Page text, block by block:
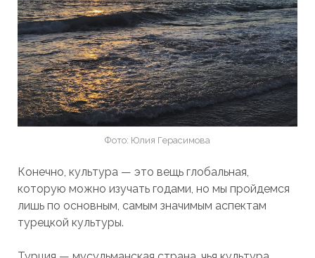
Фото: Юлия Герасимова
Конечно, культура — это вещь глобальная,
которую можно изучать годами, но мы пройдемся
лишь по основным, самым значимым аспектам
турецкой культуры.